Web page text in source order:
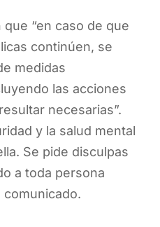
“en caso de que
continúen, se
medidas
las acciones
necesarias”.
y la salud mental
Se pide disculpas
a toda persona
comunicado.